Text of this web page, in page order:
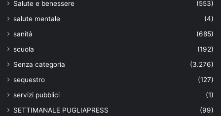
Salute e benessere
(553)
salute mentale
(4)
sanità
(685)
scuola
(192)
Senza categoria
(3.276)
sequestro
(127)
servizi pubblici
(1)
SETTIMANALE PUGLIAPRESS
(99)